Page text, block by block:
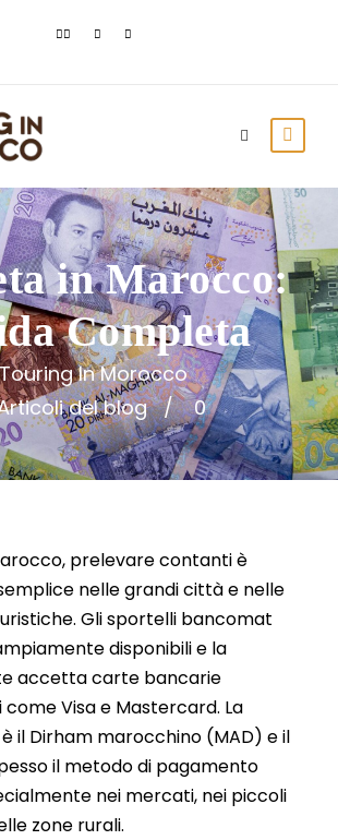
In Morocco
del blog
0
in Marocco:
Completa
prelevare contanti è
nelle grandi città e nelle
Gli sportelli bancomat
disponibili e la
accetta carte bancarie
Visa e Mastercard. La
il Dirham marocchino (MAD) e il
il metodo di pagamento
nei mercati, nei piccoli
zone rurali.